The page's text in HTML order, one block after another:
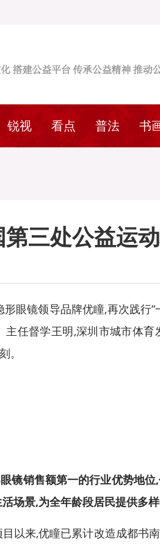
锐视 看点 普法 书
三处公益运
眼镜领导品牌优瞳,再次践行
任督学王明,深圳市城市体
。
镜销售额第一的行业优势地
场景,为全年龄段居民提供多
以来,优瞳已累计改造成都